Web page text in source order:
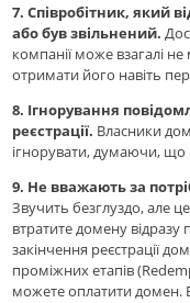
7. Співробітник, який
або був звільнений.
компанії може взагалі
отримати його навіть
8. Ігнорування
реєстрації. Власники
ігнорувати, думаючи,
9. Не вважають за
Звучить безглуздо, але
втратите домену відразу
закінчення реєстрації
проміжних етапів
можете оплатити домен.